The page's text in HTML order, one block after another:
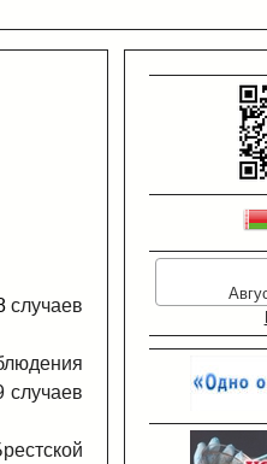
случаев
случаев